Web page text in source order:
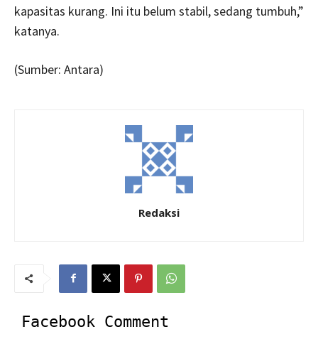
kapasitas kurang. Ini itu belum stabil, sedang tumbuh,”
katanya.
(Sumber: Antara)
Redaksi
Facebook Comment